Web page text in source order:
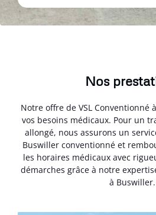
Nos
Notre offre de VSL Conventionné
vos besoins médicaux. Pour un
allongé, nous assurons un
Buswiller conventionné et
les horaires médicaux avec
démarches grâce à notre
à Buswiller.